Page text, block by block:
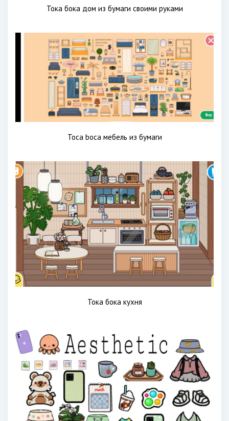
Тока бока дом из бумаги своими руками
Toca boca мебель из бумаги
Тока бока кухня